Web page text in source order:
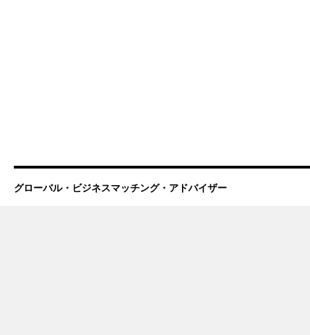
グローバル・ビジネスマッチング・アドバイザー